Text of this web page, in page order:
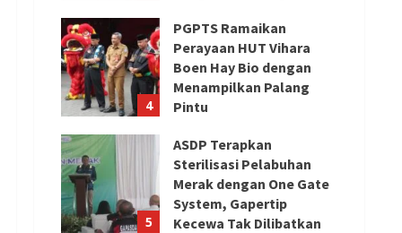
4
PGPTS Ramaikan
Perayaan HUT Vihara
Boen Hay Bio dengan
Menampilkan Palang
Pintu
5
ASDP Terapkan
Sterilisasi Pelabuhan
Merak dengan One Gate
System, Gapertip
Kecewa Tak Dilibatkan